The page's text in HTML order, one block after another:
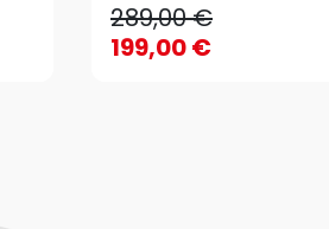
289,00 €
199,00 €AJOUTER AU PANIER